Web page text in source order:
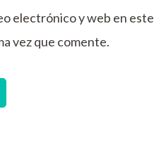
electrónico y web en este
vez que comente.